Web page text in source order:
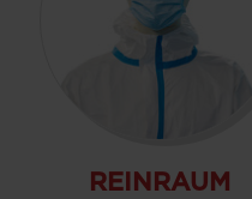
REINRAUM